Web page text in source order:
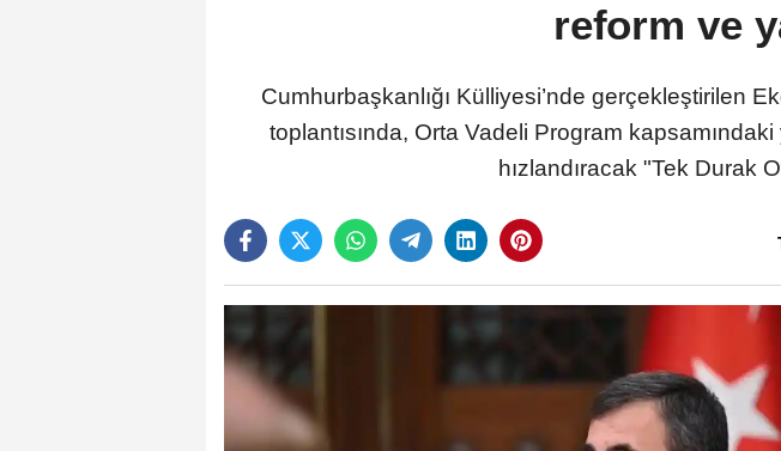
reform ve
Cumhurbaşkanlığı Külliyesi’nde gerçekleştirilen
toplantısında, Orta Vadeli Program
hızlandıracak "Tek Durak